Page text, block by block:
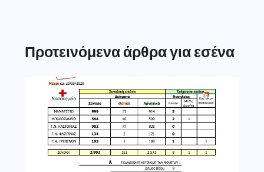
Προτεινόμενα άρθρα για εσένα